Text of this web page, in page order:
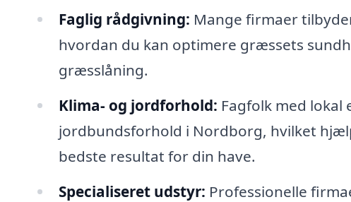
Faglig rådgivning: Mange firmaer
hvordan du kan optimere græssets
græsslåning.
Klima- og jordforhold: Fagfolk med
jordbundsforhold i Nordborg, hvilket
bedste resultat for din have.
Specialiseret udstyr: Professionelle